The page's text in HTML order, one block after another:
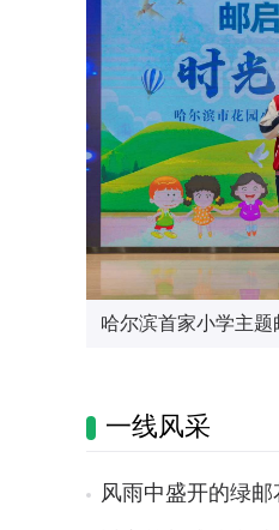
黑龙江省分公司党委
中国邮政“哈尔滨=青
哈尔滨首家小学主题
亚冬倒计时 跟着邮
一线风采
风雨中盛开的绿邮